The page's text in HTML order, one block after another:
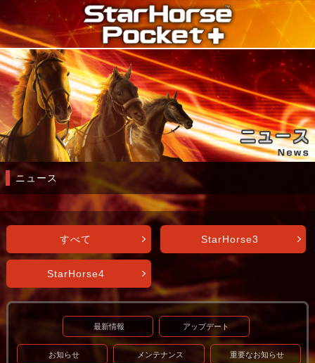
ニュース
すべて StarHorse3
StarHorse4
最新情報 アップデート
お知らせ メンテナンス 重要なお知らせ